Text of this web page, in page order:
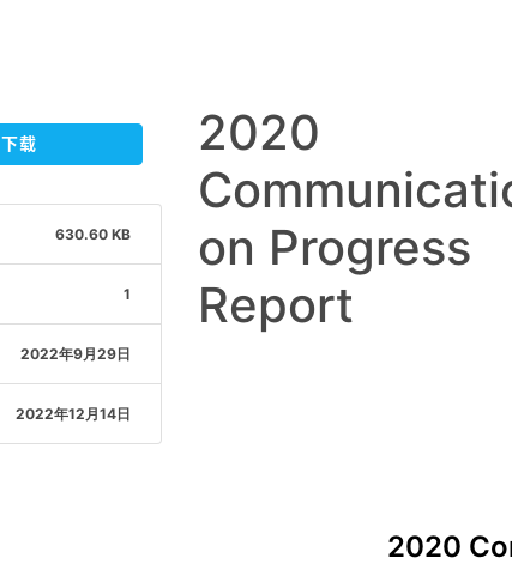
下载
630.60 KB
1
2022年9月29日
2022年12月14日
2020
on Progress
Report
2020